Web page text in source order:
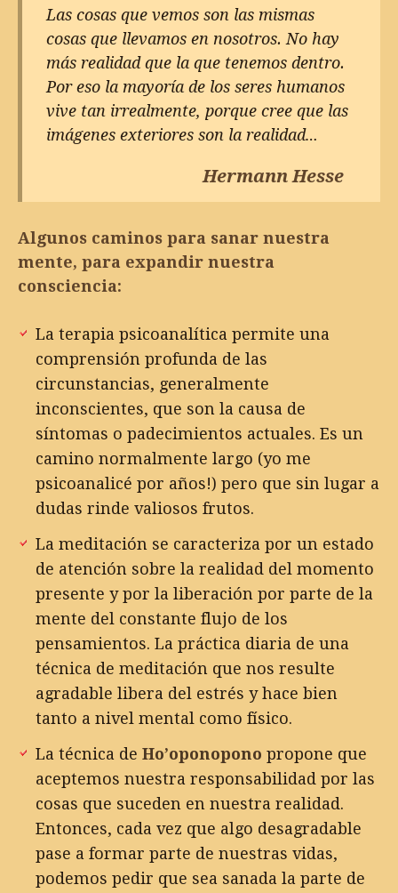
Las cosas que vemos son las mismas
cosas que llevamos en nosotros. No hay
más realidad que la que tenemos dentro.
Por eso la mayoría de los seres humanos
vive tan irrealmente, porque cree que las
imágenes exteriores son la realidad…
Hermann Hesse
Algunos caminos para sanar nuestra
mente, para expandir nuestra
consciencia:
La terapia psicoanalítica permite una
comprensión profunda de las
circunstancias, generalmente
inconscientes, que son la causa de
síntomas o padecimientos actuales. Es un
camino normalmente largo (yo me
psicoanalicé por años!) pero que sin lugar a
dudas rinde valiosos frutos.
La meditación se caracteriza por un estado
de atención sobre la realidad del momento
presente y por la liberación por parte de la
mente del constante flujo de los
pensamientos. La práctica diaria de una
técnica de meditación que nos resulte
agradable libera del estrés y hace bien
tanto a nivel mental como físico.
La técnica de Ho’oponopono propone que
aceptemos nuestra responsabilidad por las
cosas que suceden en nuestra realidad.
Entonces, cada vez que algo desagradable
pase a formar parte de nuestras vidas,
podemos pedir que sea sanada la parte de